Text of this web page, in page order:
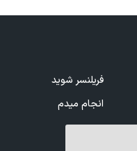
فریلنسر شوید
انجام میدم